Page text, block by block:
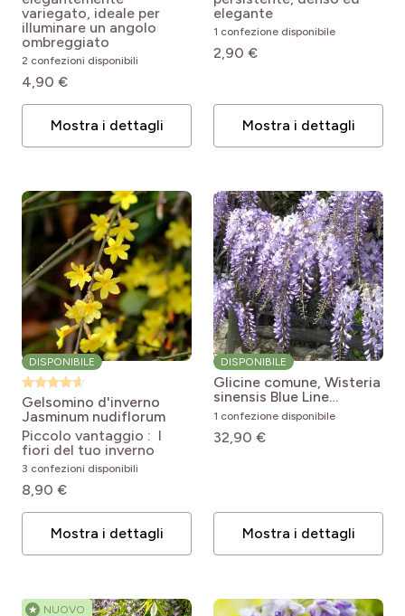
variegato, ideale per
illuminare un angolo
ombreggiato
2 confezioni disponibili
4,90 €
Mostra i dettagli
elegante
1 confezione disponibile
2,90 €
Mostra i dettagli
DISPONIBILE
Gelsomino d'inverno
Jasminum nudiflorum
Piccolo vantaggio : I
fiori del tuo inverno
3 confezioni disponibili
8,90 €
Mostra i dettagli
DISPONIBILE
Glicine comune, Wisteria
sinensis Blue Line
Wisteria sinensis Blue
Line
1 confezione disponibile
32,90 €
Mostra i dettagli
★ NUOVO